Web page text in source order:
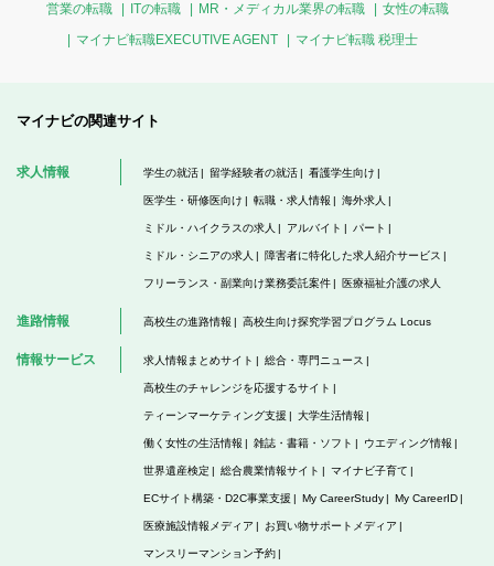
営業の転職 ITの転職 MR・メディカル業界の転職
女性の転職
マイナビ転職EXECUTIVE AGENT
マイナビ転職 税理士
マイナビの関連サイト
求人情報 学生の就活 留学経験者の就活 看護学生向け
医学生・研修医向け 転職・求人情報 海外求人
ミドル・ハイクラスの求人 アルバイト パート
ミドル・シニアの求人 障害者に特化した求人紹介サービス
フリーランス・副業向け業務委託案件 医療福祉介護の求人
進路情報 高校生の進路情報 高校生向け探究学習プログラム Locus
情報サービス 求人情報まとめサイト 総合・専門ニュース
高校生のチャレンジを応援するサイト
ティーンマーケティング支援 大学生活情報
働く女性の生活情報 雑誌・書籍・ソフト ウエディング情報
世界遺産検定 総合農業情報サイト マイナビ子育て
ECサイト構築・D2C事業支援 My CareerStudy My CareerID
医療施設情報メディア お買い物サポートメディア
マンスリーマンション予約